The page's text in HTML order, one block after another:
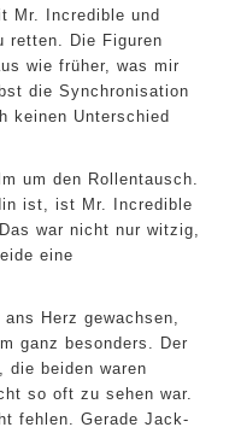
Mr. Incredible und
retten. Die Figuren
wie früher, was mir
die Synchronisation
keinen Unterschied
um den Rollentausch.
ist, ist Mr. Incredible
war nicht nur witzig,
eine
Herz gewachsen,
ganz besonders. Der
die beiden waren
so oft zu sehen war.
fehlen. Gerade Jack-